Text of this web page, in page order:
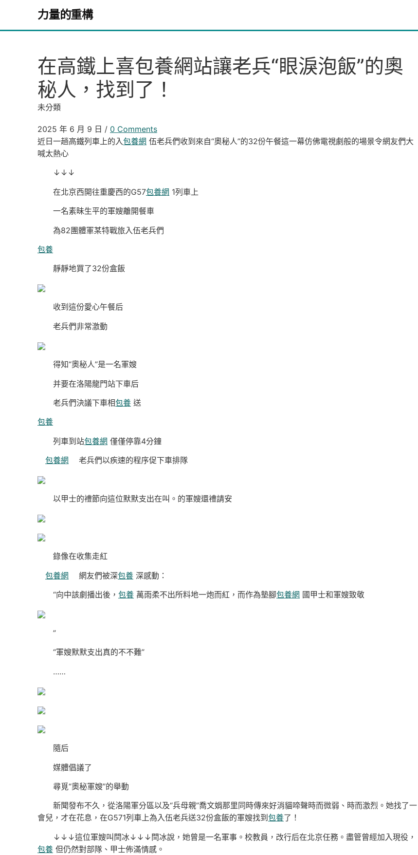
力量的重構
在高鐵上喜包養網站讓老兵“眼淚泡飯”的奧
秘人，找到了！
未分類
2025 年 6 月 9 日 / 0 Comments
近日一趟高鐵列車上的入包養網 伍老兵們收到來自“奧秘人”的32份午餐這一幕仿佛電視劇般的場景令網友們大
喊太熱心
↓↓↓
在北京西開往重慶西的G57包養網 1列車上
一名素昧生平的軍嫂離開餐車
為82團體軍某特戰旅入伍老兵們
包養
靜靜地買了32份盒飯
收到這份愛心午餐后
老兵們非常激動
得知“奧秘人”是一名軍嫂
并要在洛陽龍門站下車后
老兵們決議下車相包養 送
包養
列車到站包養網 僅僅停靠4分鐘
包養網 老兵們以疾速的程序促下車排隊
以甲士的禮節向這位默默支出在叫。的軍嫂還禮請安
錄像在收集走紅
包養網 網友們被深包養 深感動：
“向中該劇播出後， 包養 萬雨柔不出所料地一炮而紅，而作為墊腳包養網 國甲士和軍嫂致敬
”
“軍嫂默默支出真的不不難”
……
隨后
媒體倡議了
尋覓“奧秘軍嫂”的舉動
新聞發布不久，從洛陽軍分區以及“兵母親”喬文娟那里同時傳來好消貓啼聲時而微弱、時而激烈。她找了一
會兒，才在花息，在G571列車上為入伍老兵送32份盒飯的軍嫂找到 包養了！
↓↓↓這位軍嫂叫閆冰↓↓↓閆冰說，她曾是一名軍事。校教員，改行后在北京任務。盡管曾經加入現役，
包養 但仍然對部隊、甲士佈滿情感。